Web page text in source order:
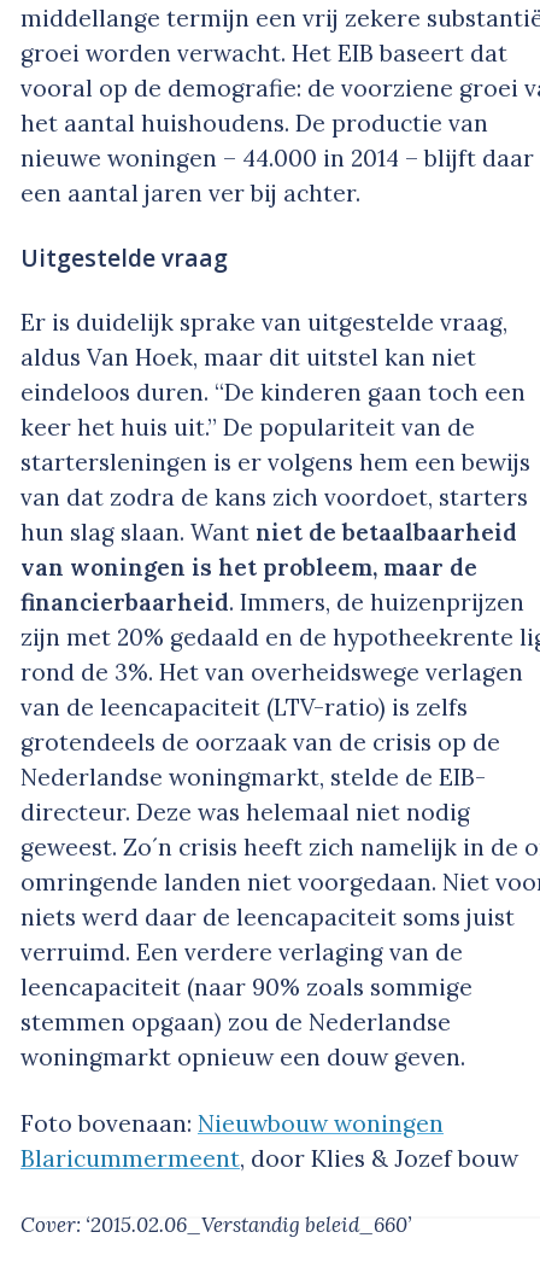
middellange termijn een vrij zekere
groei worden verwacht. Het EIB baseert dat
vooral op de demografie: de voorziene groei
het aantal huishoudens. De productie van
nieuwe woningen – 44.000 in 2014 – blijft daar
een aantal jaren ver bij achter.
Uitgestelde vraag
Er is duidelijk sprake van uitgestelde vraag,
aldus Van Hoek, maar dit uitstel kan niet
eindeloos duren. “De kinderen gaan toch een
keer het huis uit.” De populariteit van de
startersleningen is er volgens hem een bewijs
van dat zodra de kans zich voordoet, starters
hun slag slaan. Want niet de betaalbaarheid
van woningen is het probleem, maar de
financierbaarheid. Immers, de huizenprijzen
zijn met 20% gedaald en de hypotheekrente
rond de 3%. Het van overheidswege verlagen
van de leencapaciteit (LTV-ratio) is zelfs
grotendeels de oorzaak van de crisis op de
Nederlandse woningmarkt, stelde de EIB-
directeur. Deze was helemaal niet nodig
geweest. Zo´n crisis heeft zich namelijk in de
omringende landen niet voorgedaan. Niet
niets werd daar de leencapaciteit soms juist
verruimd. Een verdere verlaging van de
leencapaciteit (naar 90% zoals sommige
stemmen opgaan) zou de Nederlandse
woningmarkt opnieuw een douw geven.
Foto bovenaan: Nieuwbouw woningen
Blaricummermeent, door Klies & Jozef bouw
Cover: ‘2015.02.06_Verstandig beleid_660’